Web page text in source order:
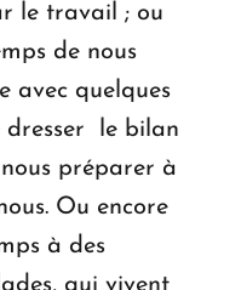
le travail ; ou
de nous
avec quelques
dresser le bilan
nous préparer à
Ou encore
à des